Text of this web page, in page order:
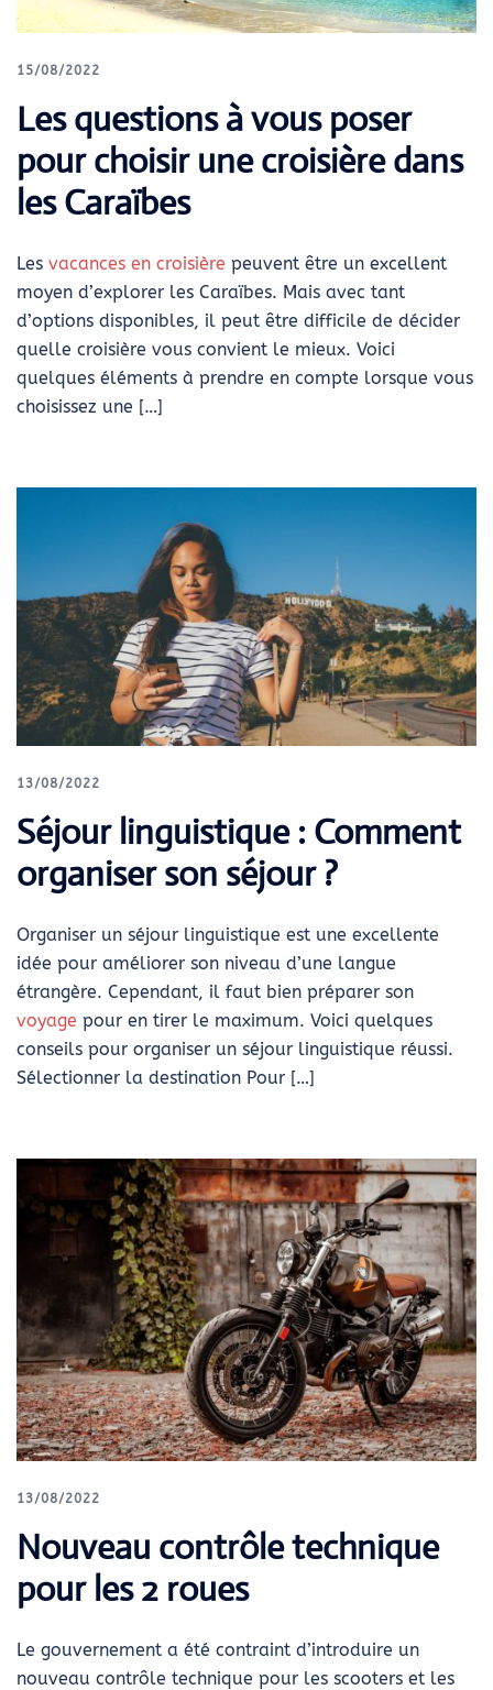
15/08/2022
Les questions à vous poser
pour choisir une croisière dans
les Caraïbes
Les vacances en croisière peuvent être un excellent
moyen d’explorer les Caraïbes. Mais avec tant
d’options disponibles, il peut être difficile de décider
quelle croisière vous convient le mieux. Voici
quelques éléments à prendre en compte lorsque vous
choisissez une […]
13/08/2022
Séjour linguistique : Comment
organiser son séjour ?
Organiser un séjour linguistique est une excellente
idée pour améliorer son niveau d’une langue
étrangère. Cependant, il faut bien préparer son
voyage pour en tirer le maximum. Voici quelques
conseils pour organiser un séjour linguistique réussi.
Sélectionner la destination Pour […]
13/08/2022
Nouveau contrôle technique
pour les 2 roues
Le gouvernement a été contraint d’introduire un
nouveau contrôle technique pour les scooters et les